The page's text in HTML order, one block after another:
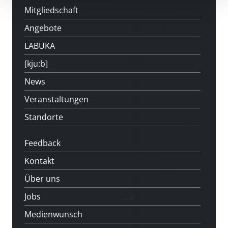
Mitgliedschaft
Angebote
LABUKA
[kju:b]
News
Veranstaltungen
Standorte
Feedback
Kontakt
Über uns
Jobs
Medienwunsch